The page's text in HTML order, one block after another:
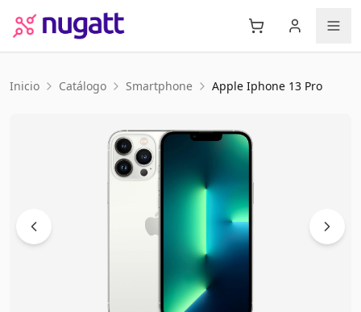
Inicio Catálogo Smartphone Apple Iphone 13 Pro